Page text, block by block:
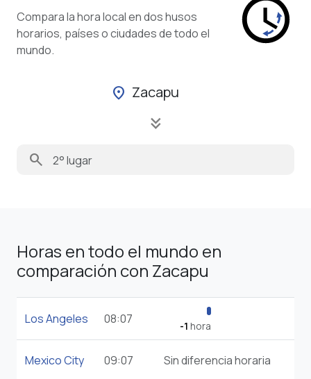
Compara la hora local en dos husos
horarios, países o ciudades de todo el
mundo.
location_on Zacapu
keyboard_double_arrow_down
search
Horas en todo el mundo en
comparación con Zacapu
Los Angeles 08:07 -1 hora
Mexico City 09:07 Sin diferencia horaria